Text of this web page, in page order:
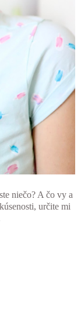
niečo? A čo vy a
určite mi